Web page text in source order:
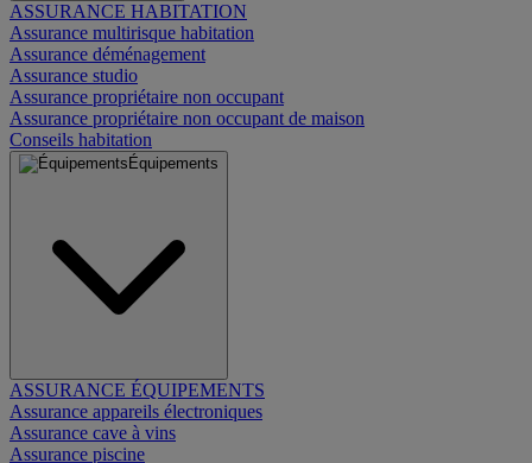
ASSURANCE HABITATION
Assurance multirisque habitation
Assurance déménagement
Assurance studio
Assurance propriétaire non occupant
Assurance propriétaire non occupant de maison
Conseils habitation
Équipements
ASSURANCE ÉQUIPEMENTS
Assurance appareils électroniques
Assurance cave à vins
Assurance piscine